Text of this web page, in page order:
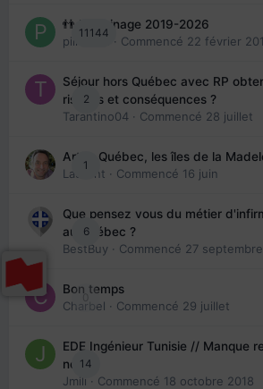
11144
👬 Parrainage 2019-2026
piinoush · Commencé 22 février
2
Séjour hors Québec avec RP
risques et conséquences ?
Tarantino04 · Commencé 28 juillet
1
Arte : Québec, les îles de la
Laurent · Commencé 16 juin
6
Que pensez vous du métier
au Québec ?
BestBuy · Commencé 27
0
Bon temps
Charbel · Commencé 29 juillet
14
EDE Ingénieur Tunisie // Manque
note
Jmili · Commencé 18 octobre 2018